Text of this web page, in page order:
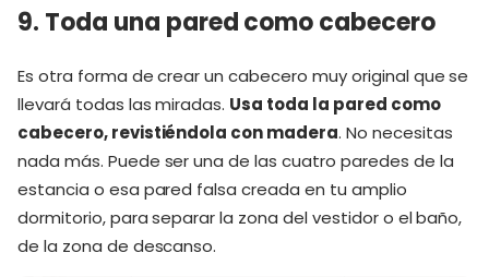
9. Toda una pared como cabecero
Es otra forma de crear un cabecero muy original que se
llevará todas las miradas. Usa toda la pared como
cabecero, revistiéndola con madera. No necesitas
nada más. Puede ser una de las cuatro paredes de la
estancia o esa pared falsa creada en tu amplio
dormitorio, para separar la zona del vestidor o el baño,
de la zona de descanso.